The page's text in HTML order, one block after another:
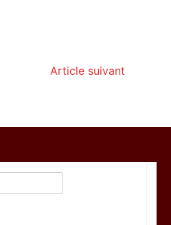
Article suivant